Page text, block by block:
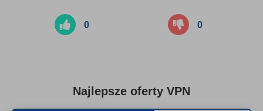
0 0
Najlepsze oferty VPN